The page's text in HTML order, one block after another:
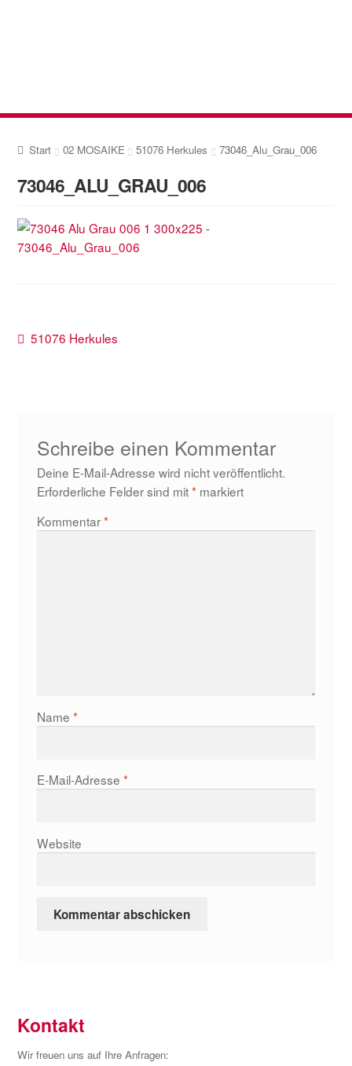
Start 02 MOSAIKE 51076 Herkules 73046_Alu_Grau_006
73046_ALU_GRAU_006
Beitragsnavigation
Vorheriger
51076 Herkules
Schreibe einen Kommentar
Deine E-Mail-Adresse wird nicht veröffentlicht.
Erforderliche Felder sind mit* markiert
Kommentar*
Name *
E-Mail-Adresse *
Website
Kontakt
Wir freuen uns auf Ihre Anfragen: